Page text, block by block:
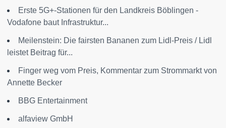
Erste 5G+-Stationen für den Landkreis Böblingen -
Vodafone baut Infrastruktur...
Meilenstein: Die fairsten Bananen zum Lidl-Preis / Lidl
leistet Beitrag für...
Finger weg vom Preis, Kommentar zum Strommarkt von
Annette Becker
BBG Entertainment
alfaview GmbH